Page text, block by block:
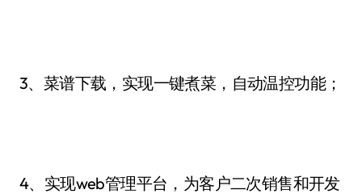
3、菜谱下载，实现一键煮菜，自动温控功能；
4、实现web管理平台，为客户二次销售和开发